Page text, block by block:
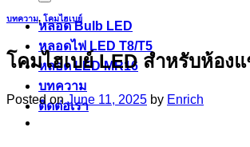
หลอด Bulb LED
หลอดไฟ LED T8/T5
หลอด LED MR16
บทความ
ติดต่อเรา
บทความ, โคมไฮเบย์
โคมไฮเบย์ LED สำหรับห้องแ
Posted onJune 11, 2025 by Enrich